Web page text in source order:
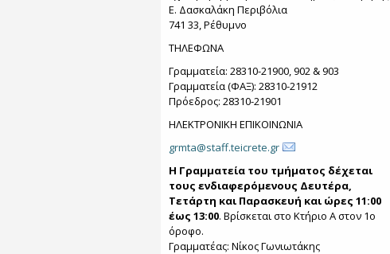
Ε. Δασκαλάκη Περιβόλια
741 33, Ρέθυμνο
ΤΗΛΕΦΩΝΑ
Γραμματεία: 28310-21900, 902 & 903
Γραμματεία (ΦΑΞ): 28310-21912
Πρόεδρος: 28310-21901
ΗΛΕΚΤΡΟΝΙΚΗ ΕΠΙΚΟΙΝΩΝΙΑ
grmta@staff.teicrete.gr
Η Γραμματεία του τμήματος δέχεται
τους ενδιαφερόμενους Δευτέρα,
Τετάρτη και Παρασκευή και ώρες 11:00
έως 13:00. Βρίσκεται στο Κτήριο Α στον 1ο
όροφο.
Γραμματέας: Νίκος Γωνιωτάκης